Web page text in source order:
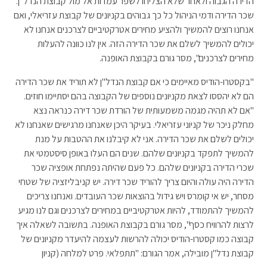
שכר הדירה ודמי הניהול כל כך גבוהים בקניונים של קבוצת עזריאלי, ואם
אנחנו רוצים להמשיך ולהציע מחירים אטרקטיביים לצרכנים אנחנו לא
יכולים להמשיך לשלם את שכר הדירה הזה. אין לנו כוונה להעלות
מחירים לצרכנים", מסר גורם בקבוצת האופנה.
"בקסטרו-הודיס מאיימים כי אם קבוצת הנדל"ן לא תוריד את שכר הדירה
הם לא יהססו לצאת מקניונים נוספים של הקבוצה בהם יסתיימו חוזים.
"אם לא תהיה מגמה משמעותית של הורדת שכר דירה כנראה נצא
מחלק ניכר של קניוני עזריאלי. בעיקר היכן שאנחנו מרגישים שאנחנו לא
יכולים לשלם את שכר הדירה. אני לא קיבלנו את ההטבות על מנת
להמשיך לתפקד בקניונים שלהם. שנים הם העלו באופן סיסטמטי את
שכרי הדירה בקניונים שלהם. כל פעם שהיתה נפתחת אופציה שכר
הדירה היה עולה והיום צריך להוריד שכר דירה. יש קניבליזציה של שטחי
מסחר, יש אי קומרס ויש גידול בהוצאות שכר העובדים. ואנחנו צריכים
להמשיך להתמודד, להיות אטרקטיביים במחירים לצרכנים וגם לנו מגיע
לרצות להרוויח כסף", מסר גורם בקבוצת האופנה. בתשובה לשאלה איך
קבוצה כמו קסטרו-הודיס יכולה להרשות לעצמה להיעדר מקניונים של
קבוצת נדל"ן מובילה, אמר הגורם: "תתפלאי. פרט למלחה (קניון